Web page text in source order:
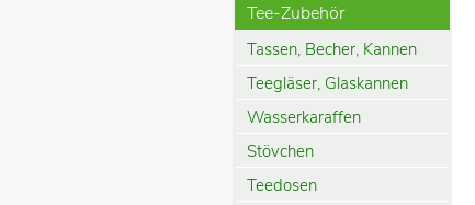
Tee-Zubehör
Tassen, Becher, Kannen
Teegläser, Glaskannen
Wasserkaraffen
Stövchen
Teedosen